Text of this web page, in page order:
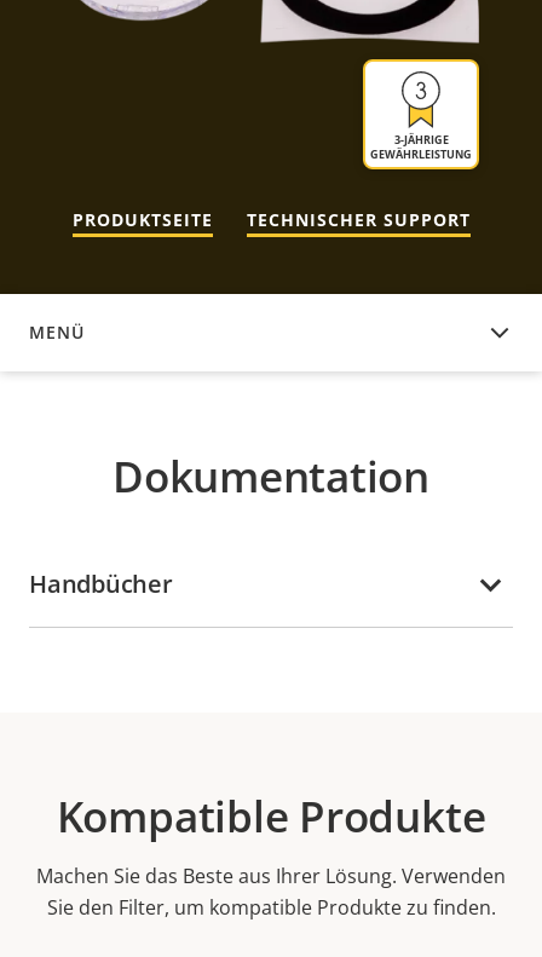
3-JÄHRIGE
GEWÄHRLEISTUNG
PRODUKTSEITE TECHNISCHER SUPPORT
MENÜ
DOKUMENTATION
Dokumentation
Handbücher
Kompatible Produkte
Machen Sie das Beste aus Ihrer Lösung. Verwenden
Sie den Filter, um kompatible Produkte zu finden.